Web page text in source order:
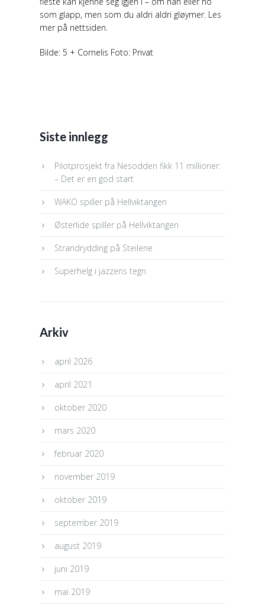
som glapp, men som du aldri aldri gløymer. Les
mer på nettsiden.
Bilde: 5 + Cornelis Foto: Privat
Siste innlegg
Pilotprosjekt fra Nesodden fikk 11 millioner:
– Det er en god start
WAKO spiller på Hellviktangen
Østerlide spiller på Hellviktangen
Strandrydding på Steilene
Superhelg i jazzens tegn
Arkiv
april 2026
april 2021
oktober 2020
mars 2020
februar 2020
november 2019
oktober 2019
september 2019
august 2019
juni 2019
mai 2019